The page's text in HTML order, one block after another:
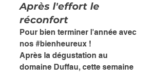
Après l'effort le
réconfort
Pour bien terminer l'année avec
nos #bienheureux !
Après la dégustation au
domaine Duffau, cette semaine